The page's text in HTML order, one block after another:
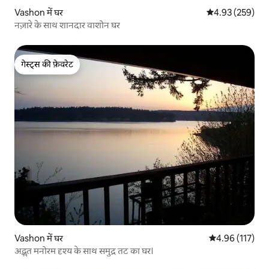
Vashon में घर औसत रेटिंग 5 में से
4.93 (259)
नज़ारे के साथ शानदार वाशोन घर
गेस्ट्स की फ़ेवरेट
गेस्ट्स की फ़ेवरेट
Vashon में घर औसत रेटिंग 5 में से
4.96 (117)
अद्भुत मनोरम दृश्य के साथ समुद्र तट का घर।